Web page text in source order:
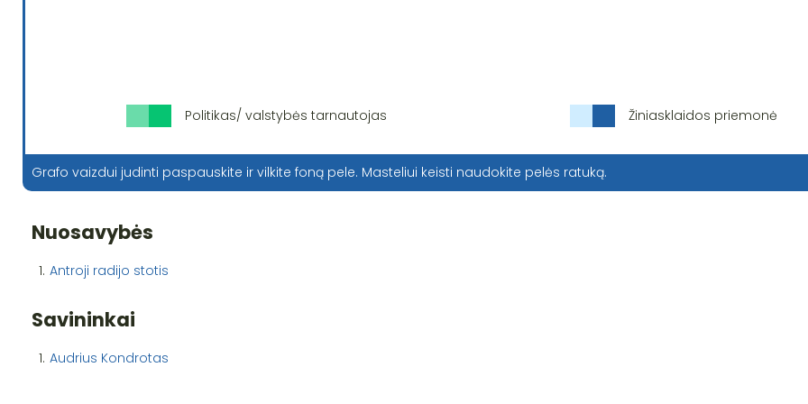
Politikas/ valstybės tarnautojas Žiniasklaidos priemonė
Grafo vaizdui judinti paspauskite ir vilkite foną pele. Masteliui keisti naudokite pelės ratuką.
Nuosavybės
1. Antroji radijo stotis
Savininkai
1. Audrius Kondrotas